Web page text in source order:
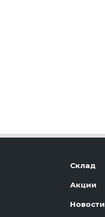
Склад
Акции
Новости